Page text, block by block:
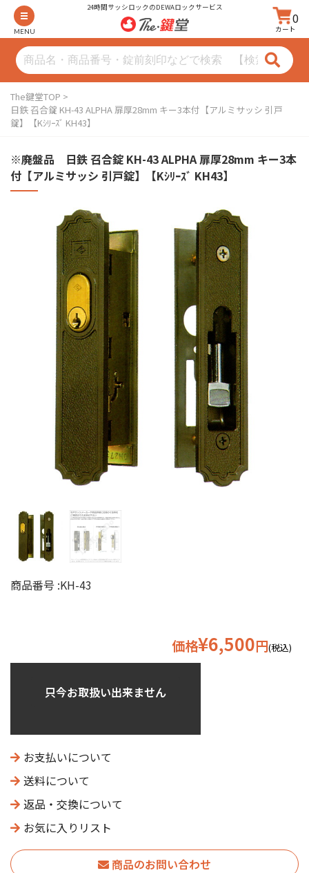
MENU
24時間サッシロックのDEWAロックサービス
0
カート
The鍵堂TOP
日鉄 召合錠 KH-43 ALPHA 扉厚28mm キー3本付【アルミサッシ 引戸
錠】【Kｼﾘｰｽﾞ KH43】
※廃盤品 日鉄 召合錠 KH-43 ALPHA 扉厚28mm キー3本
付【アルミサッシ 引戸錠】【Kｼﾘｰｽﾞ KH43】
商品番号 :KH-43
価格¥6,500円(税込)
只今お取扱い出来ません
お支払いについて
送料について
返品・交換について
お気に入りリスト
商品のお問い合わせ